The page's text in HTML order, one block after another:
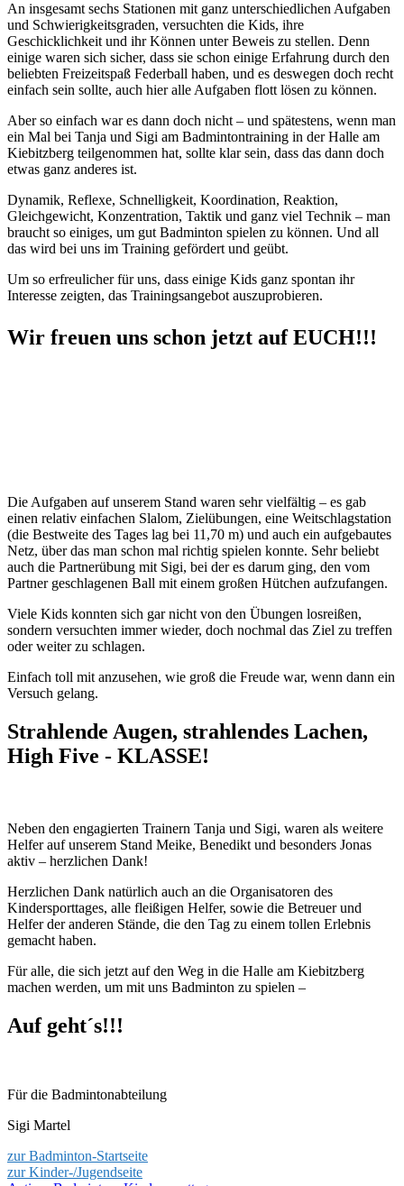
An insgesamt sechs Stationen mit ganz unterschiedlichen Aufgaben
und Schwierigkeitsgraden, versuchten die Kids, ihre
Geschicklichkeit und ihr Können unter Beweis zu stellen. Denn
einige waren sich sicher, dass sie schon einige Erfahrung durch den
beliebten Freizeitspaß Federball haben, und es deswegen doch recht
einfach sein sollte, auch hier alle Aufgaben flott lösen zu können.
Aber so einfach war es dann doch nicht – und spätestens, wenn man
ein Mal bei Tanja und Sigi am Badmintontraining in der Halle am
Kiebitzberg teilgenommen hat, sollte klar sein, dass das dann doch
etwas ganz anderes ist.
Dynamik, Reflexe, Schnelligkeit, Koordination, Reaktion,
Gleichgewicht, Konzentration, Taktik und ganz viel Technik – man
braucht so einiges, um gut Badminton spielen zu können. Und all
das wird bei uns im Training gefördert und geübt.
Um so erfreulicher für uns, dass einige Kids ganz spontan ihr
Interesse zeigten, das Trainingsangebot auszuprobieren.
Wir freuen uns schon jetzt auf EUCH!!!
Die Aufgaben auf unserem Stand waren sehr vielfältig – es gab
einen relativ einfachen Slalom, Zielübungen, eine Weitschlagstation
(die Bestweite des Tages lag bei 11,70 m) und auch ein aufgebautes
Netz, über das man schon mal richtig spielen konnte. Sehr beliebt
auch die Partnerübung mit Sigi, bei der es darum ging, den vom
Partner geschlagenen Ball mit einem großen Hütchen aufzufangen.
Viele Kids konnten sich gar nicht von den Übungen losreißen,
sondern versuchten immer wieder, doch nochmal das Ziel zu treffen
oder weiter zu schlagen.
Einfach toll mit anzusehen, wie groß die Freude war, wenn dann ein
Versuch gelang.
Strahlende Augen, strahlendes Lachen,
High Five - KLASSE!
Neben den engagierten Trainern Tanja und Sigi, waren als weitere
Helfer auf unserem Stand Meike, Benedikt und besonders Jonas
aktiv – herzlichen Dank!
Herzlichen Dank natürlich auch an die Organisatoren des
Kindersporttages, alle fleißigen Helfer, sowie die Betreuer und
Helfer der anderen Stände, die den Tag zu einem tollen Erlebnis
gemacht haben.
Für alle, die sich jetzt auf den Weg in die Halle am Kiebitzberg
machen werden, um mit uns Badminton zu spielen –
Auf geht´s!!!
Für die Badmintonabteilung
Sigi Martel
zur Badminton-Startseite
zur Kinder-/Jugendseite